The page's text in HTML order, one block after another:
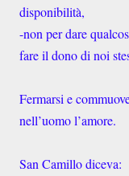
disponibilità,
-non per dare
fare il dono di noi
Fermarsi e
nell’uomo l’amore.
San Camillo diceva: